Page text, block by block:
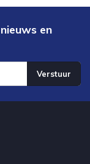
en
Verstuur